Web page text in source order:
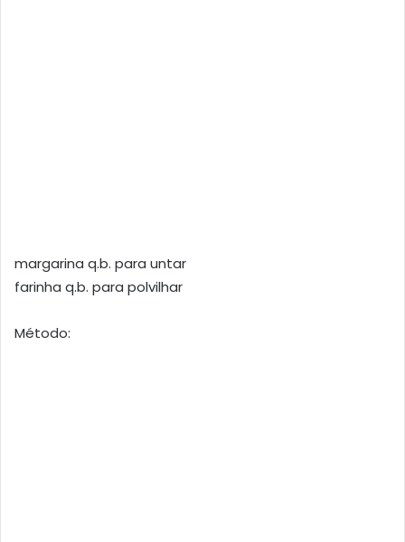
margarina q.b. para untar
farinha q.b. para polvilhar
Método: